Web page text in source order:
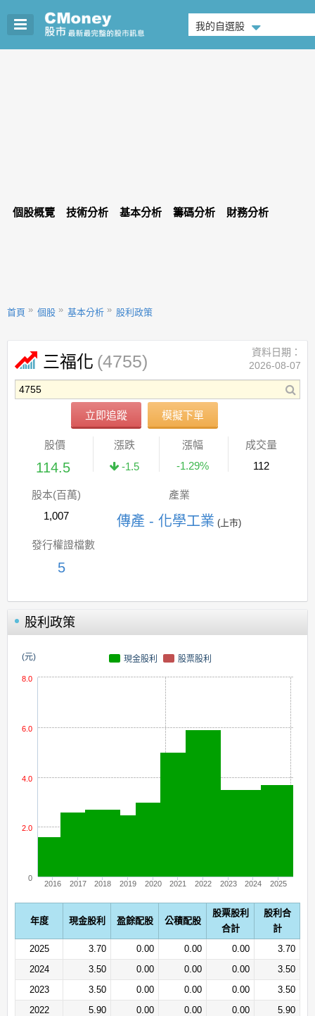
我的自選股
個股概覽 技術分析 基本分析 籌碼分析 財務分析
首頁 個股 基本分析 股利政策
三福化 (4755)
立即追蹤 模擬下單
資料日期：
2026-08-07
股價
114.5
漲跌
-1.5
漲幅
-1.29%
成交量
112
股本(百萬)
1,007
產業
傳產 - 化學工業 (上市)
發行權證檔數
5
股利政策
(元) 現金股利 股票股利
2016 2017 2018 2019 2020 2021 2022 2023 2024 2025
0
2.0
4.0
6.0
8.0
年度 現金股利 盈餘配股 公積配股
股票股利
合計
股利合
計
2025
3.70 0.00 0.00 0.00
3.70
2024
3.50 0.00 0.00 0.00
3.50
2023
3.50 0.00 0.00 0.00
3.50
2022
5.90 0.00 0.00 0.00
5.90